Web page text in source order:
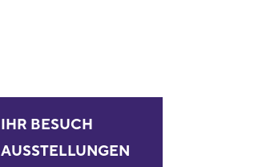
IHR BESUCH
AUSSTELLUNGEN